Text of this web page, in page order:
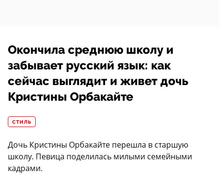
Окончила среднюю школу и
забывает русский язык: как
сейчас выглядит и живет дочь
Кристины Орбакайте
СТИЛЬ
Дочь Кристины Орбакайте перешла в старшую
школу. Певица поделилась милыми семейными
кадрами.